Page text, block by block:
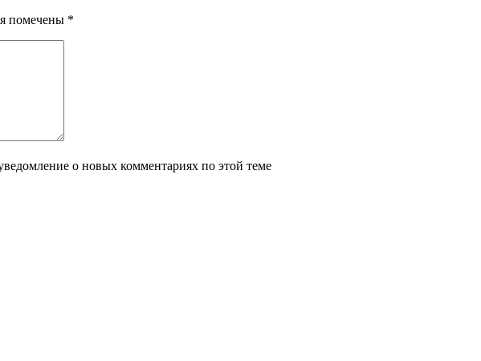
помечены *
о новых комментариях по этой теме